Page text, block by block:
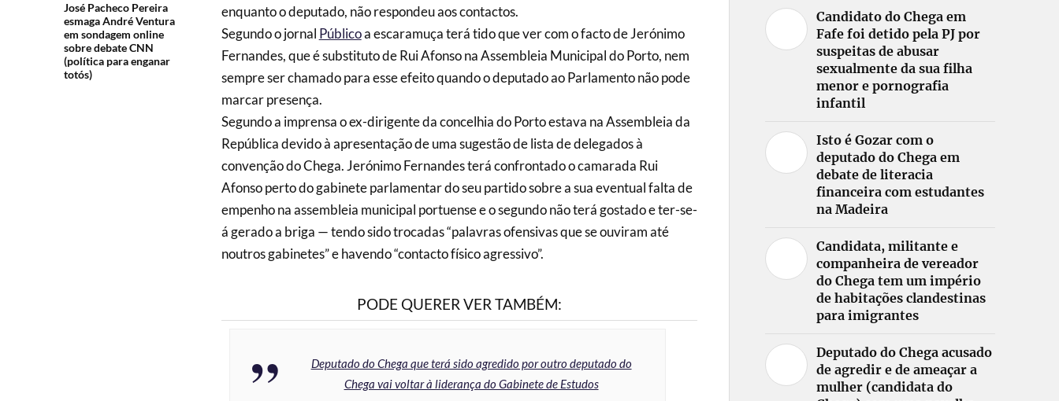
José Pacheco Pereira
esmaga André Ventura
em sondagem online
sobre debate CNN
(política para enganar
totós)
enquanto o deputado, não respondeu aos contactos.
Segundo o jornal Públicoa escaramuça terá tido que ver com o facto de Jerónimo
Fernandes, que é substituto de Rui Afonso na Assembleia Municipal do Porto, nem
sempre ser chamado para esse efeito quando o deputado ao Parlamento não pode
marcar presença.
Segundo a imprensa o ex-dirigente da concelhia do Porto estava na Assembleia da
República devido à apresentação de uma sugestão de lista de delegados à
convenção do Chega. Jerónimo Fernandes terá confrontado o camarada Rui
Afonso perto do gabinete parlamentar do seu partido sobre a sua eventual falta de
empenho na assembleia municipal portuense e o segundo não terá gostado e ter-se-
á gerado a briga — tendo sido trocadas “palavras ofensivas que se ouviram até
noutros gabinetes” e havendo “contacto físico agressivo”.
PODE QUERER VER TAMBÉM:
Deputado do Chega que terá sido agredido por outro deputado do
Chega vai voltar à liderança do Gabinete de Estudos
Candidato do Chega em
Fafe foi detido pela PJ por
suspeitas de abusar
sexualmente da sua filha
menor e pornografia
infantil
Isto é Gozar com o
deputado do Chega em
debate de literacia
financeira com estudantes
na Madeira
Candidata, militante e
companheira de vereador
do Chega tem um império
de habitações clandestinas
para imigrantes
Deputado do Chega acusado
de agredir e de ameaçar a
mulher (candidata do